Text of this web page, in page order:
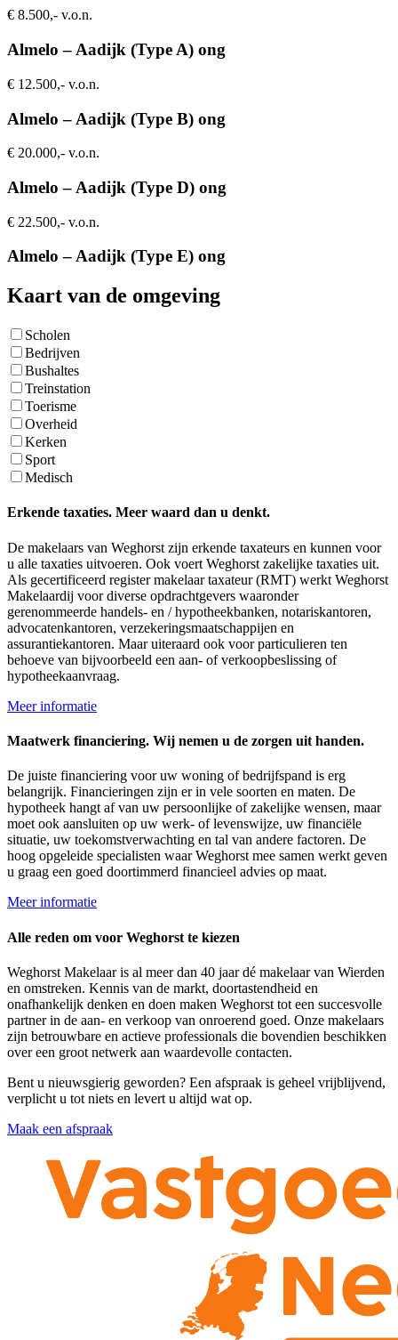
€ 8.500,- v.o.n.
Almelo – Aadijk (Type A) ong
€ 12.500,- v.o.n.
Almelo – Aadijk (Type B) ong
€ 20.000,- v.o.n.
Almelo – Aadijk (Type D) ong
€ 22.500,- v.o.n.
Almelo – Aadijk (Type E) ong
Kaart van de omgeving
Scholen
Bedrijven
Bushaltes
Treinstation
Toerisme
Overheid
Kerken
Sport
Medisch
Erkende taxaties. Meer waard dan u denkt.
De makelaars van Weghorst zijn erkende taxateurs en kunnen voor
u alle taxaties uitvoeren. Ook voert Weghorst zakelijke taxaties uit.
Als gecertificeerd register makelaar taxateur (RMT) werkt Weghorst
Makelaardij voor diverse opdrachtgevers waaronder
gerenommeerde handels- en / hypotheekbanken, notariskantoren,
advocatenkantoren, verzekeringsmaatschappijen en
assurantiekantoren. Maar uiteraard ook voor particulieren ten
behoeve van bijvoorbeeld een aan- of verkoopbeslissing of
hypotheekaanvraag.
Meer informatie
Maatwerk financiering. Wij nemen u de zorgen uit handen.
De juiste financiering voor uw woning of bedrijfspand is erg
belangrijk. Financieringen zijn er in vele soorten en maten. De
hypotheek hangt af van uw persoonlijke of zakelijke wensen, maar
moet ook aansluiten op uw werk- of levenswijze, uw financiële
situatie, uw toekomstverwachting en tal van andere factoren. De
hoog opgeleide specialisten waar Weghorst mee samen werkt geven
u graag een goed doortimmerd financieel advies op maat.
Meer informatie
Alle reden om voor Weghorst te kiezen
Weghorst Makelaar is al meer dan 40 jaar dé makelaar van Wierden
en omstreken. Kennis van de markt, doortastendheid en
onafhankelijk denken en doen maken Weghorst tot een succesvolle
partner in de aan- en verkoop van onroerend goed. Onze makelaars
zijn betrouwbare en actieve professionals die bovendien beschikken
over een groot netwerk aan waardevolle contacten.
Bent u nieuwsgierig geworden? Een afspraak is geheel vrijblijvend,
verplicht u tot niets en levert u altijd wat op.
Maak een afspraak